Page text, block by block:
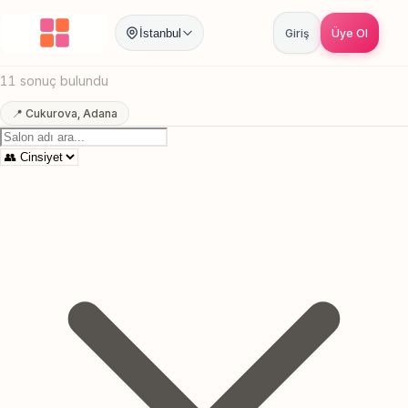
İstanbul Giriş Üye Ol
Anasayfa / Adana Cukurova Agda
Cukurova, Adana Agda
11 sonuç bulundu
📍 Cukurova, Adana
Canlı sonuçlar Online randevu